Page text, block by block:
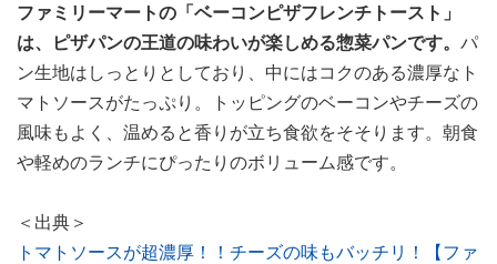
ファミリーマートの「ベーコンピザフレンチトースト」
は、ピザパンの王道の味わいが楽しめる惣菜パンです。 パ
ン生地はしっとりとしており、中にはコクのある濃厚なト
マトソースがたっぷり。トッピングのベーコンやチーズの
風味もよく、温めると香りが立ち食欲をそそります。朝食
や軽めのランチにぴったりのボリューム感です。
＜出典＞
トマトソースが超濃厚！！チーズの味もバッチリ！【ファ